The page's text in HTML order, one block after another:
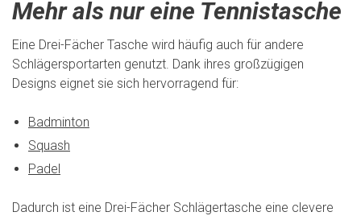
Mehr als nur eine Tennistasche
Eine Drei-Fächer Tasche wird häufig auch für andere
Schlägersportarten genutzt. Dank ihres großzügigen
Designs eignet sie sich hervorragend für:
Badminton
Squash
Padel
Dadurch ist eine Drei-Fächer Schlägertasche eine clevere